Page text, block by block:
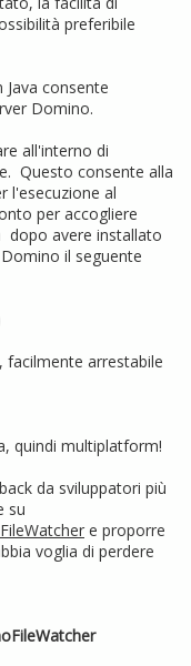
preferibile
consente
Domino.
all'interno di
Questo consente alla
l'esecuzione al
per accogliere
dopo avere installato
il seguente
facilmente arrestabile
quindi multiplatform!
da sviluppatori più
su
e proporre
voglia di perdere